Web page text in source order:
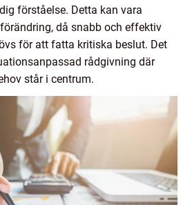
förståelse. Detta kan vara
då snabb och effektiv
för att fatta kritiska beslut. Det
rådgivning där
står i centrum.